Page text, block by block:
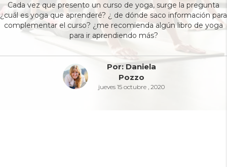
Cada vez que presento un curso de yoga, surge la pregunta
¿cuál es yoga que aprenderé? ¿ de dónde saco información para
complementar el curso? ¿me recomienda algún libro de yoga
para ir aprendiendo más?
Por: Daniela
Pozzo
jueves 15 octubre , 2020